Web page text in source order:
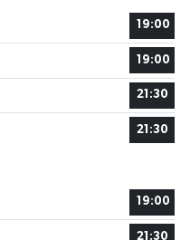
19:00
19:00
21:30
21:30
19:00
21:30